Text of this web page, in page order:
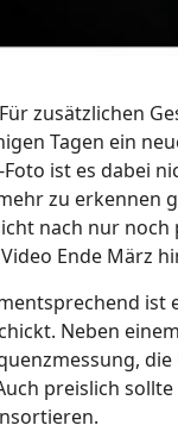
zusätzlichen
Tagen ein
ist es dabei
zu
nach nur
Ende März
ist
Neben
preislich